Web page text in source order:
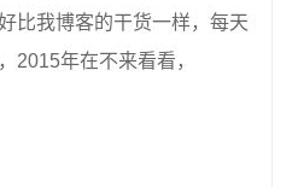
比我博客的干货一样，每天
2015年在不来看看，